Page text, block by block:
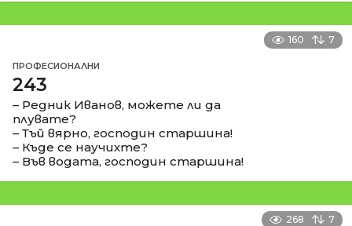
160 7
ПРОФЕСИОНАЛНИ
243
– Редник Иванов, можете ли да
плувате?
– Тъй вярно, господин старшина!
– Къде се научихте?
– Във водата, господин старшина!
268 7